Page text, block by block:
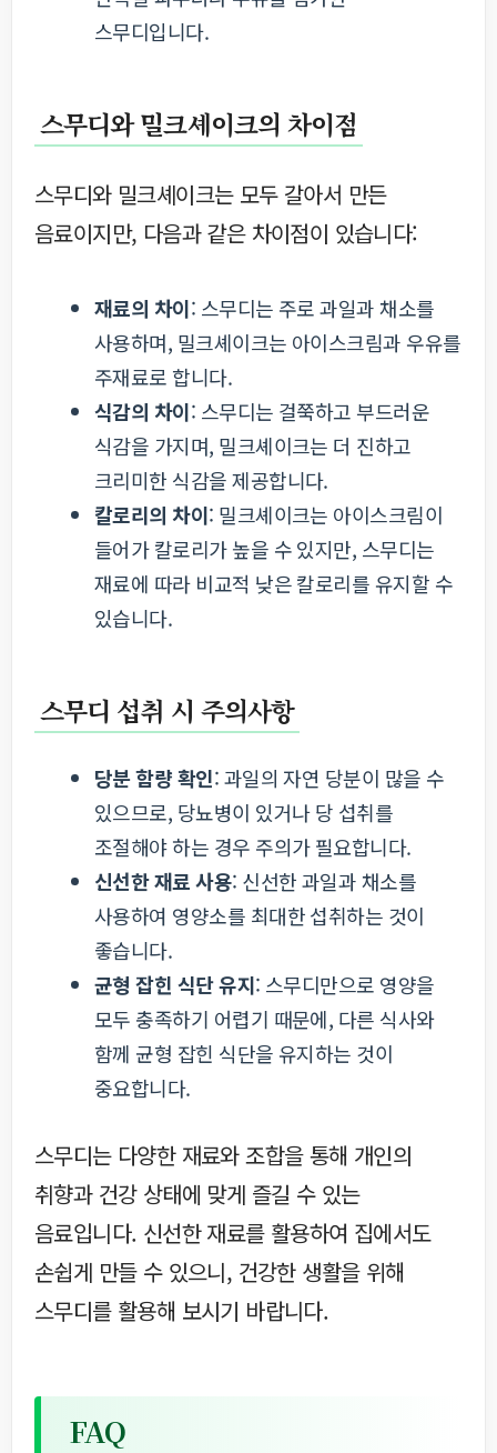
스무디입니다.
스무디와 밀크셰이크의 차이점
스무디와 밀크셰이크는 모두 갈아서 만든
음료이지만, 다음과 같은 차이점이 있습니다:
재료의 차이: 스무디는 주로 과일과 채소를
사용하며, 밀크셰이크는 아이스크림과 우유를
주재료로 합니다.
식감의 차이: 스무디는 걸쭉하고 부드러운
식감을 가지며, 밀크셰이크는 더 진하고
크리미한 식감을 제공합니다.
칼로리의 차이: 밀크셰이크는 아이스크림이
들어가 칼로리가 높을 수 있지만, 스무디는
재료에 따라 비교적 낮은 칼로리를 유지할 수
있습니다.
스무디 섭취 시 주의사항
당분 함량 확인: 과일의 자연 당분이 많을 수
있으므로, 당뇨병이 있거나 당 섭취를
조절해야 하는 경우 주의가 필요합니다.
신선한 재료 사용: 신선한 과일과 채소를
사용하여 영양소를 최대한 섭취하는 것이
좋습니다.
균형 잡힌 식단 유지: 스무디만으로 영양을
모두 충족하기 어렵기 때문에, 다른 식사와
함께 균형 잡힌 식단을 유지하는 것이
중요합니다.
스무디는 다양한 재료와 조합을 통해 개인의
취향과 건강 상태에 맞게 즐길 수 있는
음료입니다. 신선한 재료를 활용하여 집에서도
손쉽게 만들 수 있으니, 건강한 생활을 위해
스무디를 활용해 보시기 바랍니다.
FAQ